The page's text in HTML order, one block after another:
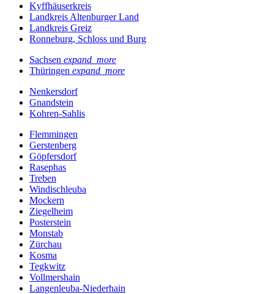
Kyffhäuserkreis
Landkreis Altenburger Land
Landkreis Greiz
Ronneburg, Schloss und Burg
Sachsen expand_more
Thüringen expand_more
Nenkersdorf
Gnandstein
Kohren-Sahlis
Flemmingen
Gerstenberg
Göpfersdorf
Rasephas
Treben
Windischleuba
Mockern
Ziegelheim
Posterstein
Monstab
Zürchau
Kosma
Tegkwitz
Vollmershain
Langenleuba-Niederhain